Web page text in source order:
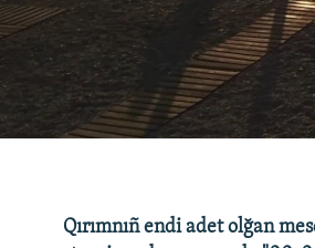
Qırımnıñ endi adet olğan